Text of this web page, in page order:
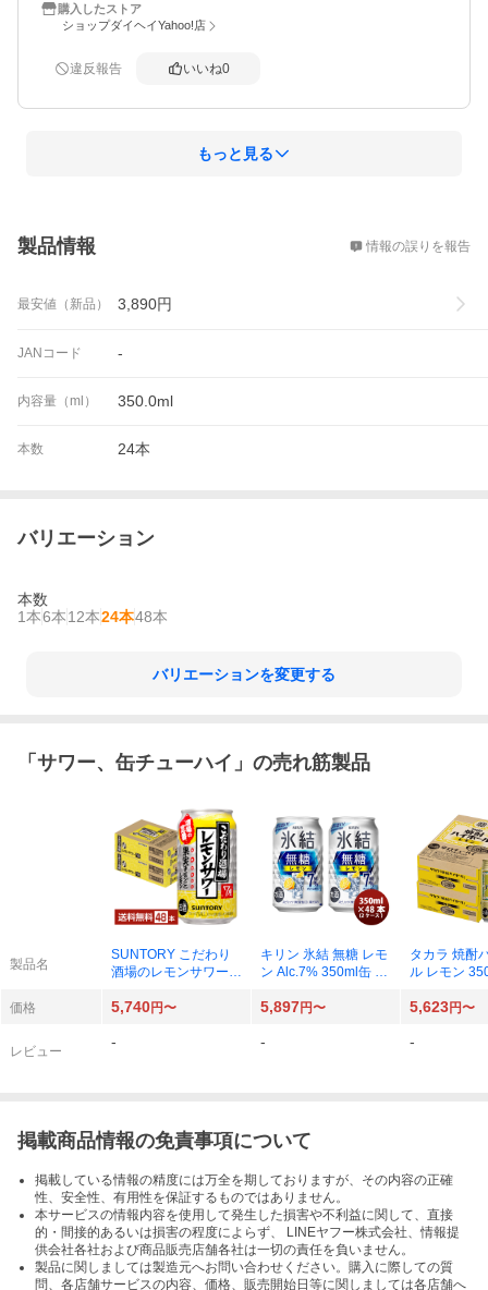
購入したストア
ショップダイヘイYahoo!店
違反報告 いいね0
もっと見る
製品情報 情報の誤りを報告
最安値（新品） 3,890円
JANコード -
内容量（ml） 350.0ml
本数 24本
バリエーション
本数
1本6本12本24本48本
バリエーションを変更する
「 サワー、缶チューハイ 」の売れ筋製品
製品名
SUNTORY こだわり
酒場のレモンサワー
（48本）
キリン 氷結 無糖 レモ
ン Alc.7% 350ml缶 2
タカラ 焼酎
ル レモン
価格
5,740円〜 5,897円〜 5,623円〜
レビュー
- - -
掲載商品情報の免責事項について
掲載している情報の精度には万全を期しておりますが、その内容の正確
性、安全性、有用性を保証するものではありません。
本サービスの情報内容を使用して発生した損害や不利益に関して、直接
的・間接的あるいは損害の程度によらず、 LINEヤフー株式会社、情報提
供会社各社および商品販売店舗各社は一切の責任を負いません。
製品に関しましては製造元へお問い合わせください。購入に際しての質
問、各店舗サービスの内容、価格、販売開始日等に関しましては各店舗へ